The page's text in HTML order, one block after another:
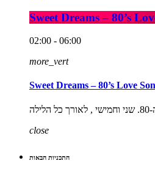
Sweet Dreams – 80’s
02:00 - 06:00
more_vert
Sweet Dreams – 80’s Love
close
התכניות הבאות